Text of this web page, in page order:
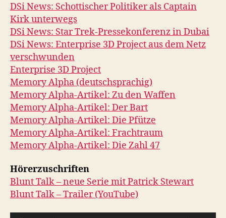
DSi News: Schottischer Politiker als Captain
Kirk unterwegs
DSi News: Star Trek-Pressekonferenz in Dubai
DSi News: Enterprise 3D Project aus dem Netz
verschwunden
Enterprise 3D Project
Memory Alpha (deutschsprachig)
Memory Alpha-Artikel: Zu den Waffen
Memory Alpha-Artikel: Der Bart
Memory Alpha-Artikel: Die Pfütze
Memory Alpha-Artikel: Frachtraum
Memory Alpha-Artikel: Die Zahl 47
Hörerzuschriften
Blunt Talk – neue Serie mit Patrick Stewart
Blunt Talk – Trailer (YouTube)